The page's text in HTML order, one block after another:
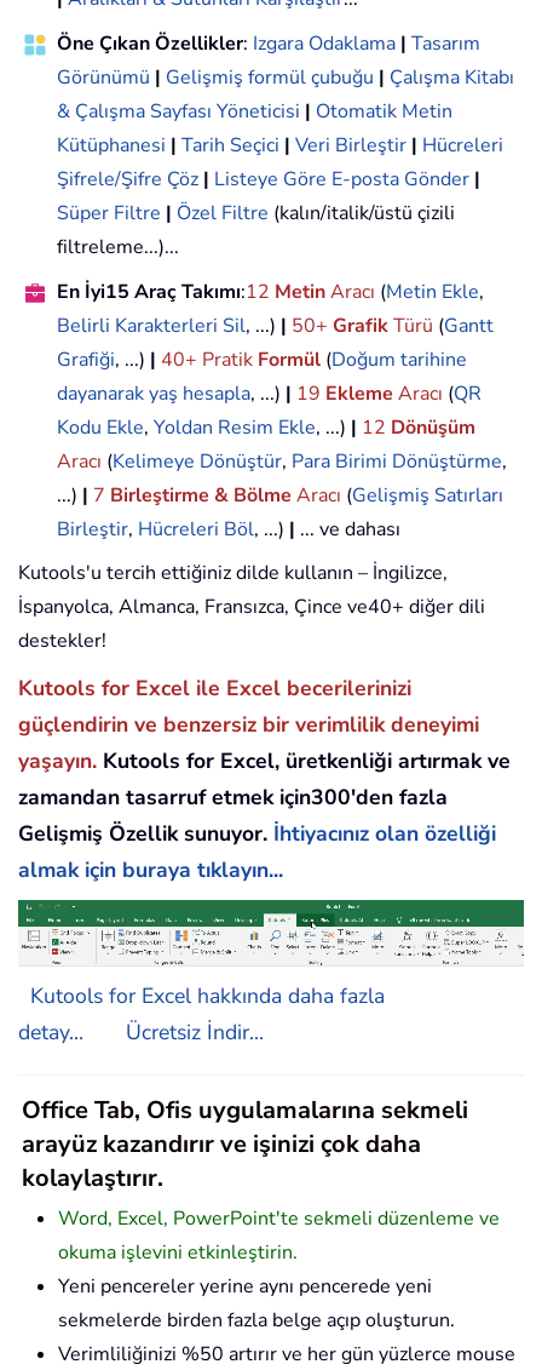
Öne Çıkan Özellikler: Izgara Odaklama | Tasarım
Görünümü | Gelişmiş formül çubuğu | Çalışma Kitabı
& Çalışma Sayfası Yöneticisi | Otomatik Metin
Kütüphanesi | Tarih Seçici | Veri Birleştir | Hücreleri
Şifrele/Şifre Çöz | Listeye Göre E-posta Gönder |
Süper Filtre | Özel Filtre (kalın/italik/üstü çizili
filtreleme...)...
En İyi15 Araç Takımı:12 MetinAracı (Metin Ekle,
Belirli Karakterleri Sil, ...) | 50+ GrafikTürü (Gantt
Grafiği, ...) | 40+ Pratik Formül (Doğum tarihine
dayanarak yaş hesapla, ...) | 19 Ekleme Aracı (QR
Kodu Ekle, Yoldan Resim Ekle, ...) | 12 Dönüşüm
Aracı (Kelimeye Dönüştür, Para Birimi Dönüştürme,
...) | 7 Birleştirme & Bölme Aracı (Gelişmiş Satırları
Birleştir, Hücreleri Böl, ...) | ... ve dahası
Kutools'u tercih ettiğiniz dilde kullanın – İngilizce,
İspanyolca, Almanca, Fransızca, Çince ve40+ diğer dili
destekler!
Kutools for Excel ile Excel becerilerinizi
güçlendirin ve benzersiz bir verimlilik deneyimi
yaşayın. Kutools for Excel, üretkenliği artırmak ve
zamandan tasarruf etmek için300'den fazla
Gelişmiş Özellik sunuyor. İhtiyacınız olan özelliği
almak için buraya tıklayın...
Kutools for Excel hakkında daha fazla
detay...
Ücretsiz İndir...
Office Tab, Ofis uygulamalarına sekmeli
arayüz kazandırır ve işinizi çok daha
kolaylaştırır.
Word, Excel, PowerPoint'te sekmeli düzenleme ve
okuma işlevini etkinleştirin.
Yeni pencereler yerine aynı pencerede yeni
sekmelerde birden fazla belge açıp oluşturun.
Verimliliğinizi %50 artırır ve her gün yüzlerce mouse